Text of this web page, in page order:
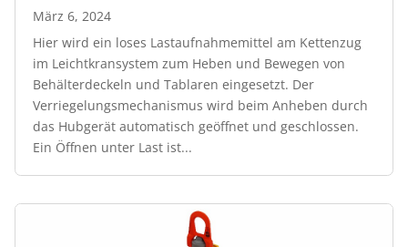
März 6, 2024
Hier wird ein loses Lastaufnahmemittel am Kettenzug
im Leichtkransystem zum Heben und Bewegen von
Behälterdeckeln und Tablaren eingesetzt. Der
Verriegelungsmechanismus wird beim Anheben durch
das Hubgerät automatisch geöffnet und geschlossen.
Ein Öffnen unter Last ist...